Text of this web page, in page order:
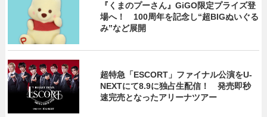
『くまのプーさん』GiGO限定プライズ登
場へ！ 100周年を記念し“超BIGぬいぐる
み”など展開
超特急「ESCORT」ファイナル公演をU-
NEXTにて8.9に独占生配信！ 発売即秒
速完売となったアリーナツアー